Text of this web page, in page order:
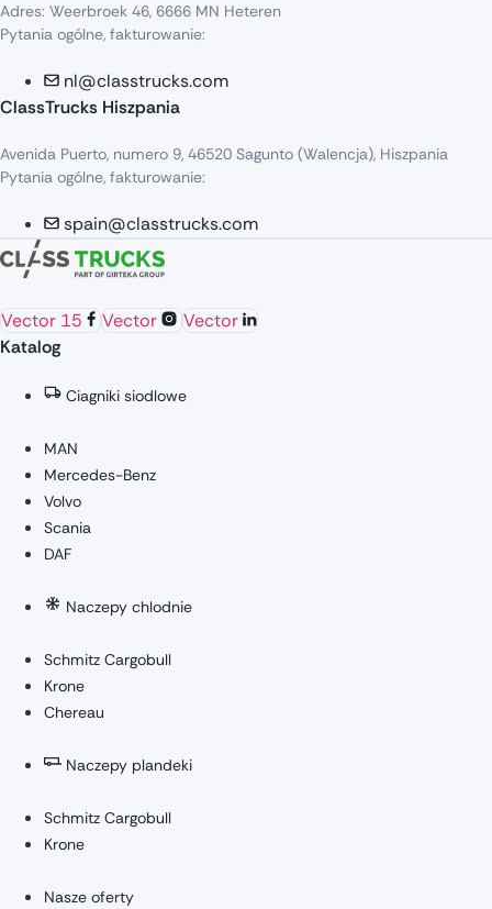
Adres: Weerbroek 46, 6666 MN Heteren
Pytania ogólne, fakturowanie:
nl@classtrucks.com
ClassTrucks Hiszpania
Avenida Puerto, numero 9, 46520 Sagunto (Walencja), Hiszpania
Pytania ogólne, fakturowanie:
spain@classtrucks.com
Vector 15 Vector
Vector
Katalog
Ciagniki siodlowe
MAN
Mercedes-Benz
Volvo
Scania
DAF
Naczepy chlodnie
Schmitz Cargobull
Krone
Chereau
Naczepy plandeki
Schmitz Cargobull
Krone
Nasze oferty